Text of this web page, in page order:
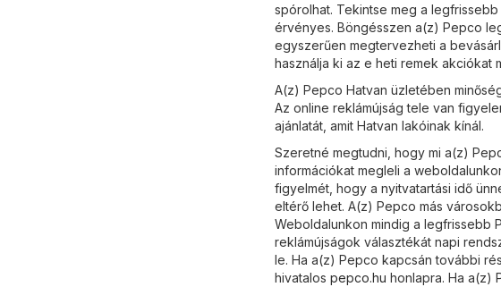
spórolhat. Tekintse meg a
érvényes. Böngésszen a(z) Pepco
egyszerűen megtervezheti a
használja ki az e heti remek akciókat
A(z) Pepco Hatvan üzletében
Az online reklámújság tele van
ajánlatát, amit Hatvan lakóinak kínál.
Szeretné megtudni, hogy mi a(z)
információkat megleli a
figyelmét, hogy a nyitvatartási idő
eltérő lehet. A(z) Pepco más
Weboldalunkon mindig a legfrissebb
reklámújságok választékát napi
le. Ha a(z) Pepco kapcsán további
hivatalos pepco.hu honlapra. Ha a(z)